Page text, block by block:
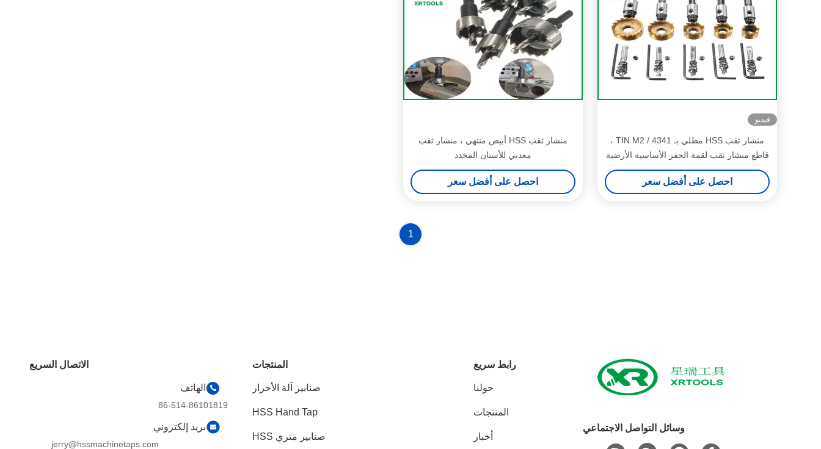
فيديو
منشار ثقب HSS مطلي بـ TIN M2 / 4341 ،
قاطع منشار ثقب لقمة الحفر الأساسية الأرضية
بالكامل
احصل على أفضل سعر
منشار ثقب HSS أبيض منتهي ، منشار ثقب
معدني للأسنان المخدد
احصل على أفضل سعر
1
وسائل التواصل الاجتماعي
رابط سريع
حولنا
المنتجات
أخبار
المنتجات
صنابير آلة الأحرار
HSS Hand Tap
صنابير متري HSS
الاتصال السريع
الهاتف
86-514-86101819
بريد إلكتروني
jerry@hssmachinetaps.com